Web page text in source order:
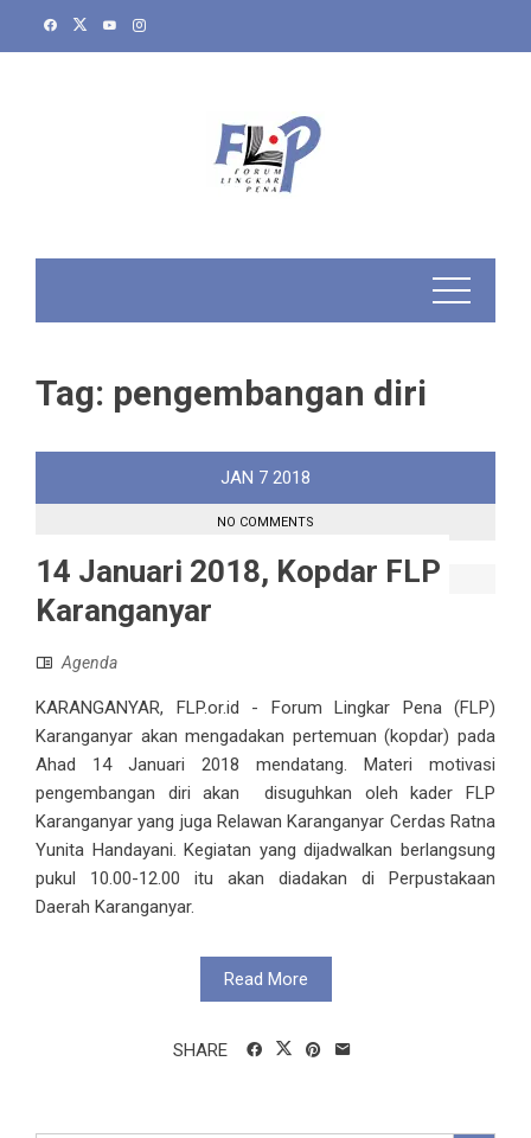
Tag: pengembangan diri
JAN 7 2018
NO COMMENTS
14 Januari 2018, Kopdar FLP
Karanganyar
Agenda
KARANGANYAR, FLP.or.id - Forum Lingkar Pena (FLP)
Karanganyar akan mengadakan pertemuan (kopdar) pada
Ahad 14 Januari 2018 mendatang. Materi motivasi
pengembangan diri akan disuguhkan oleh kader FLP
Karanganyar yang juga Relawan Karanganyar Cerdas Ratna
Yunita Handayani. Kegiatan yang dijadwalkan berlangsung
pukul 10.00-12.00 itu akan diadakan di Perpustakaan
Daerah Karanganyar.
Read More
SHARE
Search Button